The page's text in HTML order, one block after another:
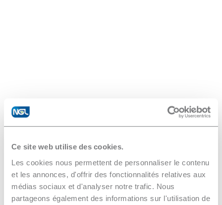
Ce site web utilise des cookies.
Les cookies nous permettent de personnaliser le contenu
et les annonces, d'offrir des fonctionnalités relatives aux
médias sociaux et d'analyser notre trafic. Nous
partageons également des informations sur l'utilisation de